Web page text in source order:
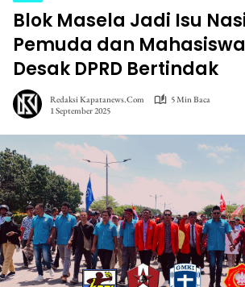
Blok Masela Jadi Isu
Pemuda dan
Desak DPRD Bertindak
Redaksi Kapatanews.com
5 Min Baca
1 September 2025